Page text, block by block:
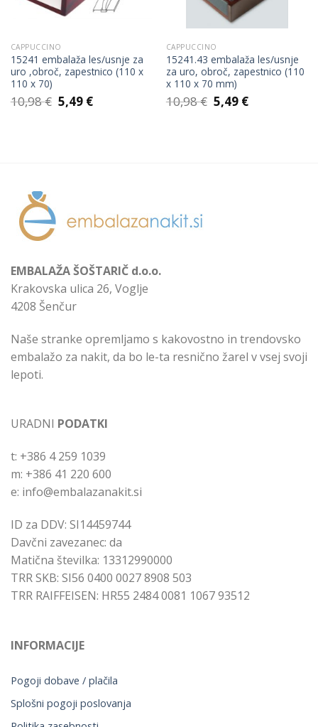
CAPPUCCINO
15241 embalaža les/usnje za
uro ,obroč, zapestnico (110 x
110 x 70)
10,98€ Izvirna
cena
5,49 €Trenutna
CAPPUCCINO
15241.43 embalaža les/usnje
za uro, obroč, zapestnico (110
x 110 x 70 mm)
10,98€ Izvirna
cena
5,49 €Trenutna
EMBALAŽA ŠOŠTARIČ d.o.o.
Krakovska ulica 26, Voglje
4208 Šenčur
Naše stranke opremljamo s kakovostno in trendovsko
embalažo za nakit, da bo le-ta resnično žarel v vsej svoji
lepoti.
URADNI PODATKI
t: +386 4 259 1039
m: +386 41 220 600
e: info@embalazanakit.si
ID za DDV: SI14459744
Davčni zavezanec: da
Matična številka: 13312990000
TRR SKB: SI56 0400 0027 8908 503
TRR RAIFFEISEN: HR55 2484 0081 1067 93512
INFORMACIJE
Pogoji dobave / plačila
Splošni pogoji poslovanja